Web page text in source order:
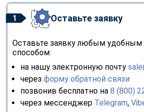
1 Оставьте заявку
Оставьте заявку любым удобным
способом:
на нашу электронную почту
через форму обратной связи
позвонив бесплатно на 8 (800)
через мессенджер Telegram,